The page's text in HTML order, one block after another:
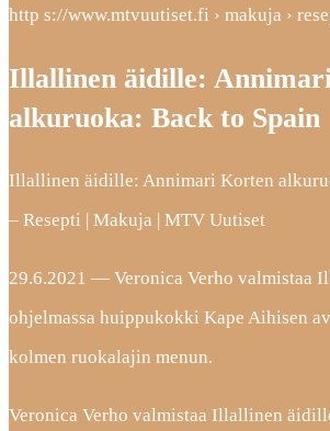
http s://www.mtvuutiset.fi › makuja ›
Illallinen äidille:
alkuruoka: Back to Spain
Illallinen äidille: Annimari Korten
– Resepti | Makuja | MTV Uutiset
29.6.2021 — Veronica Verho valmistaa
ohjelmassa huippukokki Kape Aihisen
kolmen ruokalajin menun.
Veronica Verho valmistaa Illallinen